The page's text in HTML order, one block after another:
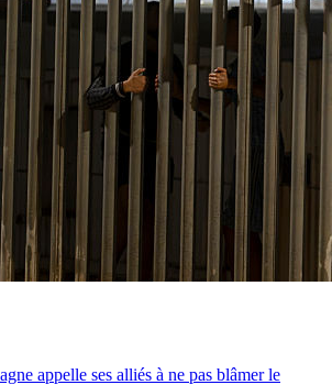
appelle ses alliés à ne pas blâmer le